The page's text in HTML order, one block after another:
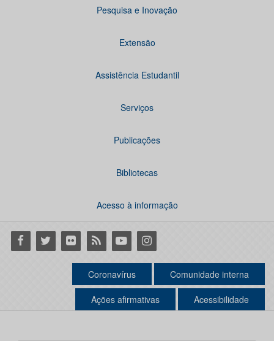
Pesquisa e Inovação
Extensão
Assistência Estudantil
Serviços
Publicações
Bibliotecas
Acesso à informação
Facebook
Twitter Flickr RSS YoutubeInstagram
Coronavírus Comunidade interna
Ações afirmativas Acessibilidade